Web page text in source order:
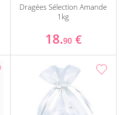
Dragées Sélection Amande
1kg
18.90 €